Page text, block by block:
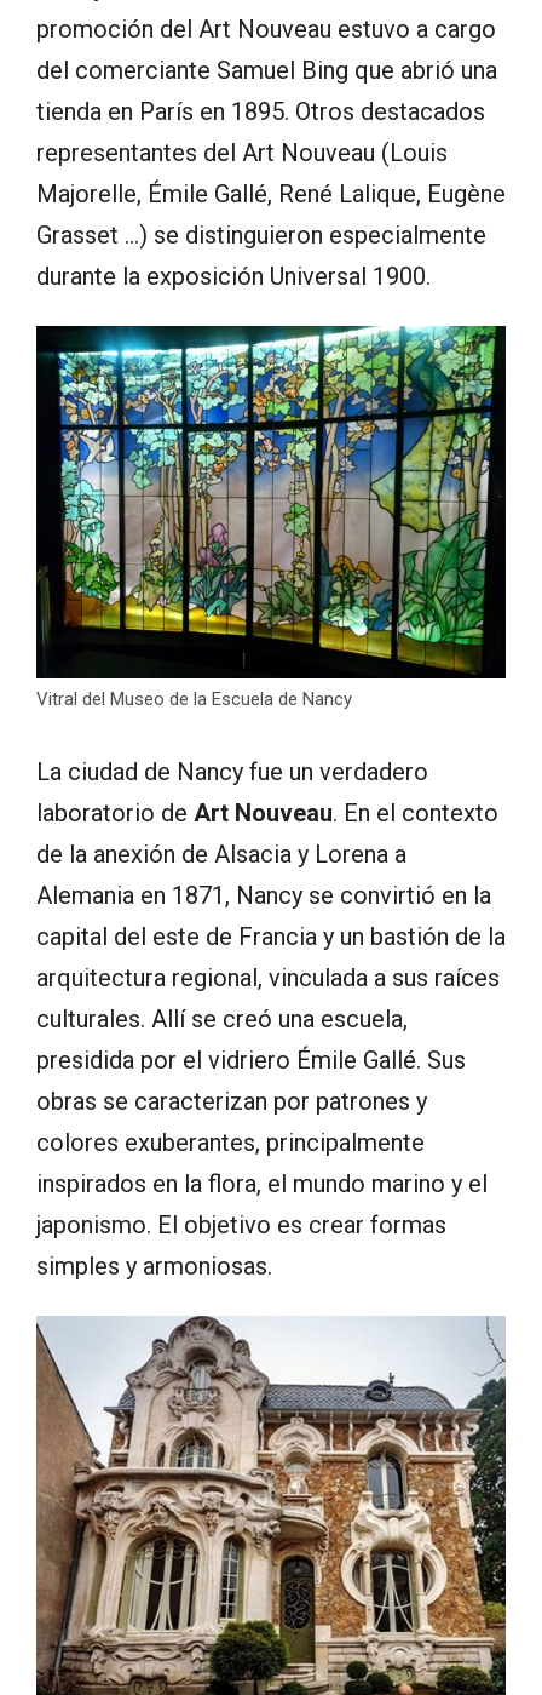
promoción del Art Nouveau estuvo a cargo
del comerciante Samuel Bing que abrió una
tienda en París en 1895. Otros destacados
representantes del Art Nouveau (Louis
Majorelle, Émile Gallé, René Lalique, Eugène
Grasset …) se distinguieron especialmente
durante la exposición Universal 1900.
Vitral del Museo de la Escuela de Nancy
La ciudad de Nancy fue un verdadero
laboratorio de Art Nouveau. En el contexto
de la anexión de Alsacia y Lorena a
Alemania en 1871, Nancy se convirtió en la
capital del este de Francia y un bastión de la
arquitectura regional, vinculada a sus raíces
culturales. Allí se creó una escuela,
presidida por el vidriero Émile Gallé. Sus
obras se caracterizan por patrones y
colores exuberantes, principalmente
inspirados en la flora, el mundo marino y el
japonismo. El objetivo es crear formas
simples y armoniosas.